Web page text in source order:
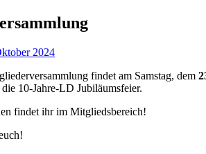
2024
findet am Samstag, dem
10-Jahre-LD Jubiläumsfeier.
findet ihr im Mitgliedsbereich!